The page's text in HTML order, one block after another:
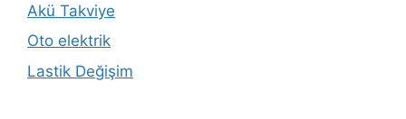
Akü Takviye
Oto elektrik
Lastik Değişim